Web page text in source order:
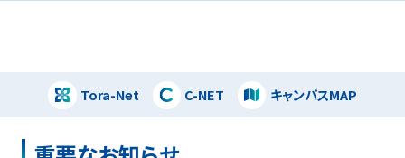
Tora-Net C-NET キャンパスMAP閉じる